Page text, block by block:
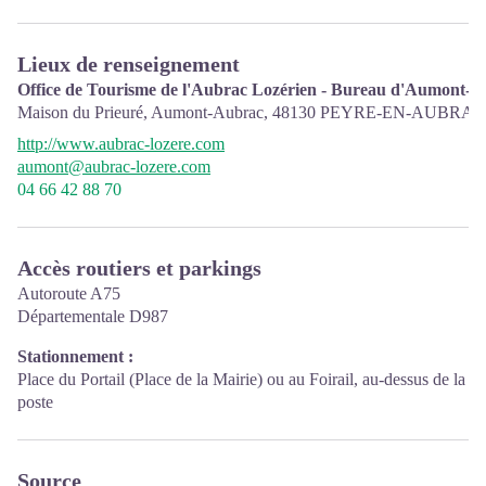
Lieux de renseignement
Office de Tourisme de l'Aubrac Lozérien - Bureau d'Aumont-
Maison du Prieuré, Aumont-Aubrac, 48130 PEYRE-EN-AUBRAC
http://www.aubrac-lozere.com
aumont@aubrac-lozere.com
04 66 42 88 70
Accès routiers et parkings
Autoroute A75
Départementale D987
Stationnement :
Place du Portail (Place de la Mairie) ou au Foirail, au-dessus de la
poste
Source